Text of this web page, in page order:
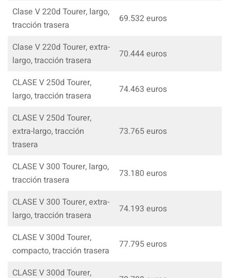
Clase V 220d Tourer, largo,
tracción trasera
69.532 euros
Clase V 220d Tourer, extra-
largo, tracción trasera
70.444 euros
CLASE V 250d Tourer,
largo, tracción trasera
74.463 euros
CLASE V 250d Tourer,
extra-largo, tracción
trasera
73.765 euros
CLASE V 300 Tourer, largo,
tracción trasera
73.180 euros
CLASE V 300 Tourer, extra-
largo, tracción trasera
74.193 euros
CLASE V 300d Tourer,
compacto, tracción trasera
77.795 euros
CLASE V 300d Tourer,